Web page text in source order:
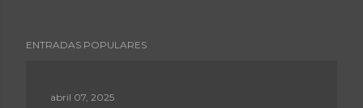
ENTRADAS POPULARES
abril 07, 2025